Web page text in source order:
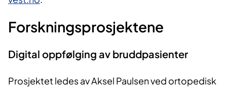
Forskningsprosjektene
Digital oppfølging av bruddpasienter
Prosjektet ledes av Aksel Paulsen ved ortopedisk